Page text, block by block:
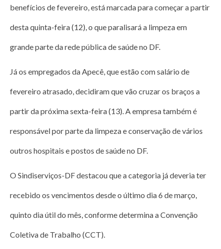
benefícios de fevereiro, está marcada para começar a partir
desta quinta-feira (12), o que paralisará a limpeza em
grande parte da rede pública de saúde no DF.
Já os empregados da Apecê, que estão com salário de
fevereiro atrasado, decidiram que vão cruzar os braços a
partir da próxima sexta-feira (13). A empresa também é
responsável por parte da limpeza e conservação de vários
outros hospitais e postos de saúde no DF.
O Sindiserviços-DF destacou que a categoria já deveria ter
recebido os vencimentos desde o último dia 6 de março,
quinto dia útil do mês, conforme determina a Convenção
Coletiva de Trabalho (CCT).